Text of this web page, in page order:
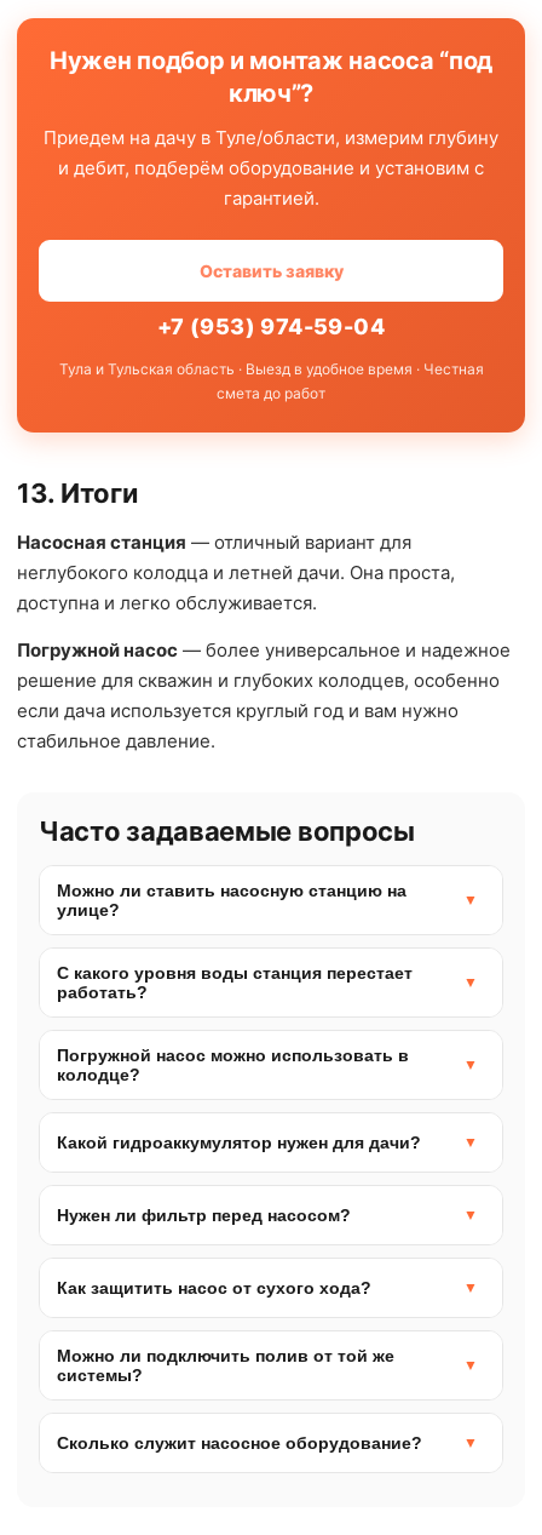
Нужен подбор и монтаж насоса “под
ключ”?
Приедем на дачу в Туле/области, измерим глубину
и дебит, подберём оборудование и установим с
гарантией.
Оставить заявку
+7 (953) 974-59-04
Тула и Тульская область · Выезд в удобное время · Честная
смета до работ
13. Итоги
Насосная станция — отличный вариант для
неглубокого колодца и летней дачи. Она проста,
доступна и легко обслуживается.
Погружной насос — более универсальное и надежное
решение для скважин и глубоких колодцев, особенно
если дача используется круглый год и вам нужно
стабильное давление.
Часто задаваемые вопросы
Можно ли ставить насосную станцию на
улице?
Можно только в утеплённом кессоне/техбоксе.
Если станция промёрзнет — лопнет
гидроаккумулятор, реле и корпус насоса.
С какого уровня воды станция перестает
работать?
Обычно при зеркале воды ниже 7–8 м от насоса.
Многое зависит от длины трубы и герметичности
соединений.
Погружной насос можно использовать в
колодце?
Да, если колодец глубокий или уровень
нестабилен. Важно поставить защиту от сухого
хода.
Какой гидроаккумулятор нужен для дачи?
Для летней дачи обычно 24–50 л. Для
круглогодичного дома — 50–100 л, чтобы насос
включался реже.
Нужен ли фильтр перед насосом?
Да. Минимум — сетчатый фильтр грубой очистки.
Иначе песок и ил быстро убьют крыльчатку и
автоматику.
Как защитить насос от сухого хода?
Ставят датчик сухого хода, реле потока или
контроллер автоматики. Для дач с «гуляющим»
Можно ли подключить полив от той же
системы?
Да, но нужно учитывать пики расхода. Иногда
делаем отдельный контур, чтобы не проседало
давление в доме.
Сколько служит насосное оборудование?